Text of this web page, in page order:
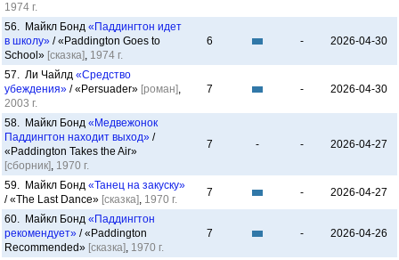
1974 г.
56. Майкл Бонд «Паддингтон идет
в школу» / «Paddington Goes to
School» [сказка], 1974 г.
6 - 2026-04-30
57. Ли Чайлд «Средство
убеждения» / «Persuader» [роман],
2003 г.
7 - 2026-04-30
58. Майкл Бонд «Медвежонок
Паддингтон находит выход» /
«Paddington Takes the Air»
[сборник], 1970 г.
7 - - 2026-04-27
59. Майкл Бонд «Танец на закуску»
/ «The Last Dance» [сказка], 1970 г.
7 - 2026-04-27
60. Майкл Бонд «Паддингтон
рекомендует» / «Paddington
Recommended» [сказка], 1970 г.
7 - 2026-04-26